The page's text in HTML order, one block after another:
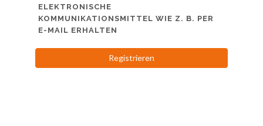
ELEKTRONISCHE
KOMMUNIKATIONSMITTEL WIE Z. B. PER
E-MAIL ERHALTEN
Registrieren